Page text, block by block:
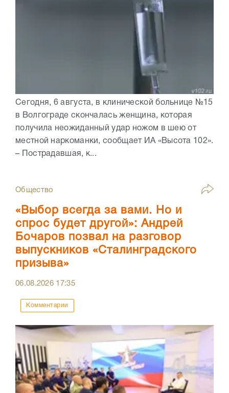
Сегодня, 6 августа, в клинической больнице №15
в Волгограде скончалась женщина, которая
получила неожиданный удар ножом в шею от
местной наркоманки, сообщает ИА «Высота 102».
– Пострадавшая, к...
Общество
«Выбор всегда за вами. Но и
спрос будет другой»: Андрей
Бочаров позвал на разговор
выпускников «Сталинградского
призыва»
06.08.2026 17:35
Комментарии